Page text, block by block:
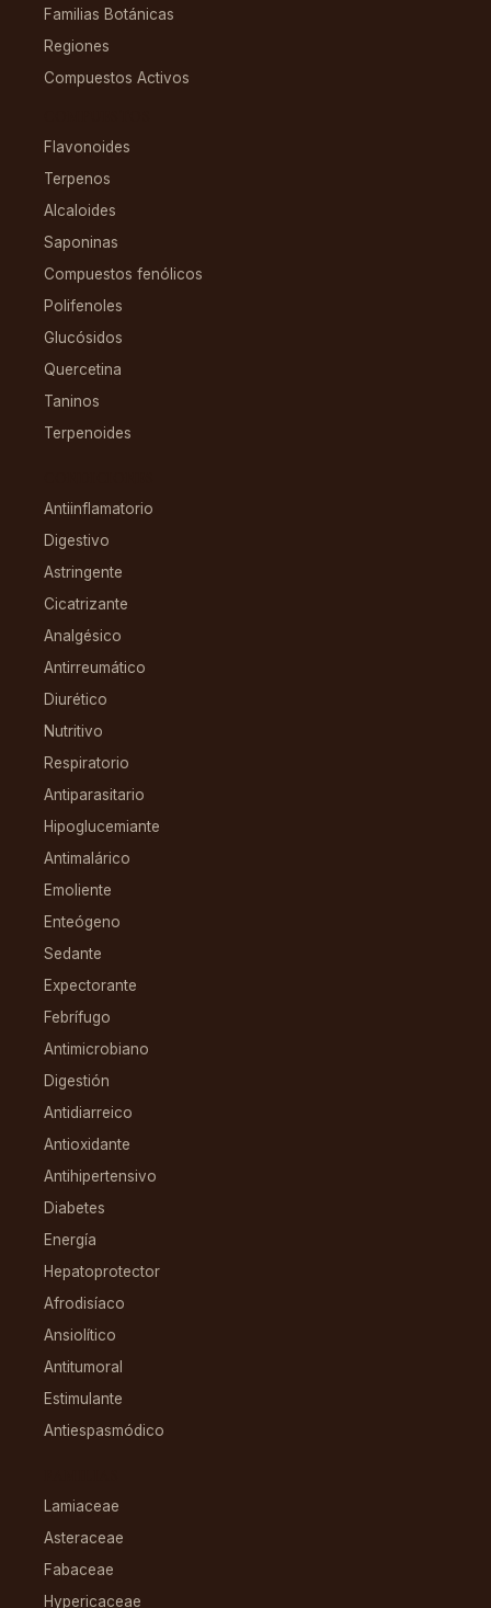
Familias Botánicas
Regiones
Compuestos Activos
Flavonoides
Terpenos
Alcaloides
Saponinas
Compuestos fenólicos
Polifenoles
Glucósidos
Quercetina
Taninos
Terpenoides
Antiinflamatorio
Digestivo
Astringente
Cicatrizante
Analgésico
Antirreumático
Diurético
Nutritivo
Respiratorio
Antiparasitario
Hipoglucemiante
Antimalárico
Emoliente
Enteógeno
Sedante
Expectorante
Febrífugo
Antimicrobiano
Digestión
Antidiarreico
Antioxidante
Antihipertensivo
Diabetes
Energía
Hepatoprotector
Afrodisíaco
Ansiolítico
Antitumoral
Estimulante
Antiespasmódico
Lamiaceae
Asteraceae
Fabaceae
Hypericaceae